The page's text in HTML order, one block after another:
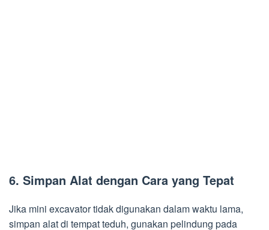
6. Simpan Alat dengan Cara yang Tepat
Jika mini excavator tidak digunakan dalam waktu lama,
simpan alat di tempat teduh, gunakan pelindung pada